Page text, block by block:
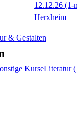
12.12.26 (1-
Herxheim
& Gestalten
KurseLiteratur